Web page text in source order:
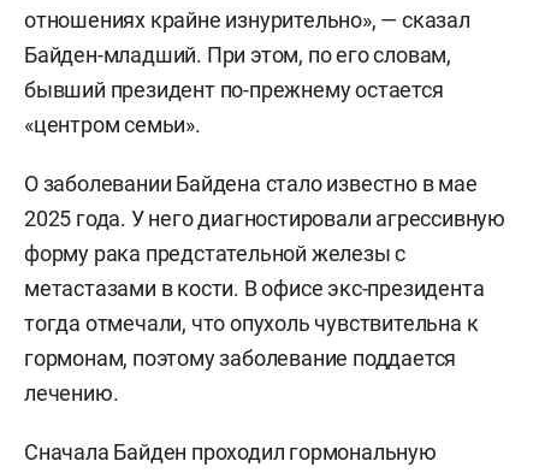
отношениях крайне изнурительно», — сказал
Байден-младший. При этом, по его словам,
бывший президент по-прежнему остается
«центром семьи».
О заболевании Байдена стало известно в мае
2025 года. У него диагностировали агрессивную
форму рака предстательной железы с
метастазами в кости. В офисе экс-президента
тогда отмечали, что опухоль чувствительна к
гормонам, поэтому заболевание поддается
лечению.
Сначала Байден проходил гормональную